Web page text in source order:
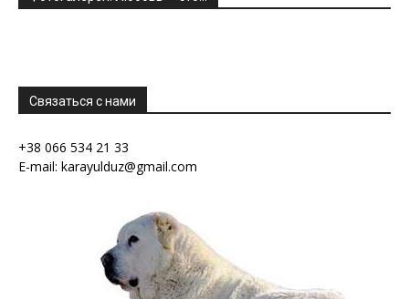
Связаться с нами
+38 066 534 21 33
E-mail: karayulduz@gmail.com